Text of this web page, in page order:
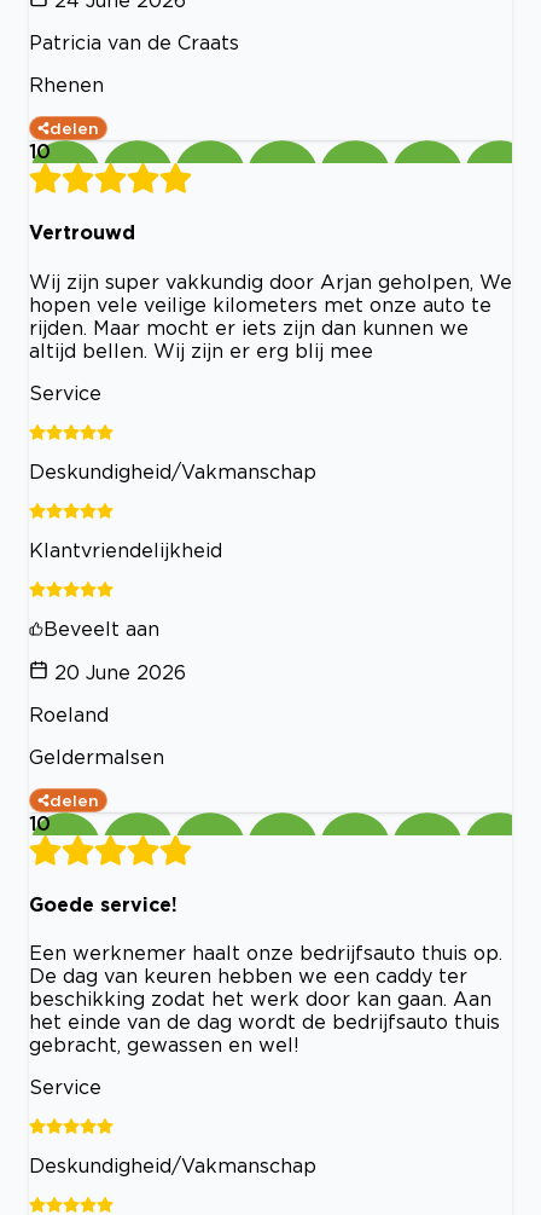
Patricia van de Craats
Rhenen
delen
10
Vertrouwd
Wij zijn super vakkundig door Arjan geholpen, We
hopen vele veilige kilometers met onze auto te
rijden. Maar mocht er iets zijn dan kunnen we
altijd bellen. Wij zijn er erg blij mee
Service
Deskundigheid/Vakmanschap
Klantvriendelijkheid
Beveelt aan
20 June 2026
Roeland
Geldermalsen
delen
10
Goede service!
Een werknemer haalt onze bedrijfsauto thuis op.
De dag van keuren hebben we een caddy ter
beschikking zodat het werk door kan gaan. Aan
het einde van de dag wordt de bedrijfsauto thuis
gebracht, gewassen en wel!
Service
Deskundigheid/Vakmanschap